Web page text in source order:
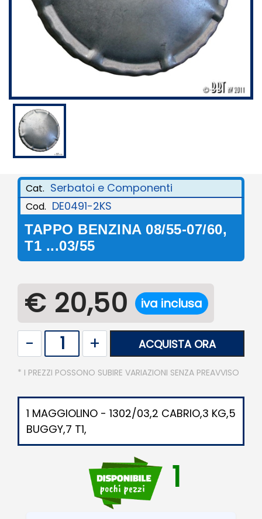
Cat. Serbatoi e Componenti
Cod. DE0491-2KS
TAPPO BENZINA 08/55-07/60,
T1 ...03/55
€ 20,50 iva inclusa
ACQUISTA ORA
* I PREZZI POSSONO SUBIRE VARIAZIONI SENZA PREAVVISO
1 MAGGIOLINO - 1302/03,2 CABRIO,3 KG,5
BUGGY,7 T1,
1